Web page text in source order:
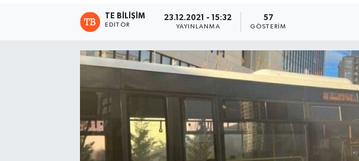
TE BILIŞIM
EDITÖR
23.12.2021 - 15:32
YAYINLANMA
57
GÖSTERIM
Haber Arşivi